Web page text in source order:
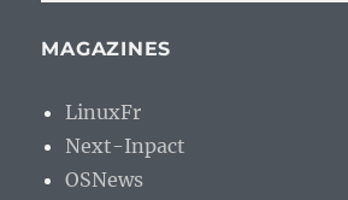
MAGAZINES
LinuxFr
Next-Inpact
OSNews